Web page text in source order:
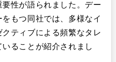
性が語られました。デー
もつ同社では、多様なイ
ティブによる頻繁なタレ
ることが紹介されまし